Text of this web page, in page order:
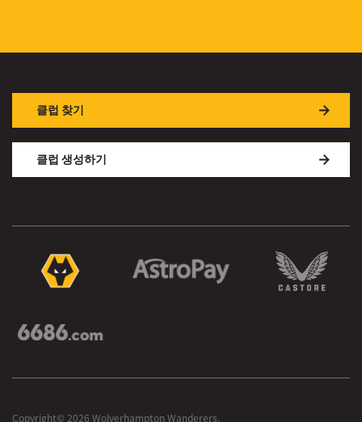
클럽 찾기
클럽 생성하기
Copyright© 2026 Wolverhampton Wanderers.